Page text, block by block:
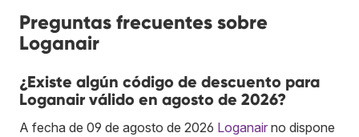
Preguntas frecuentes sobre
Loganair
¿Existe algún código de descuento para
Loganair válido en agosto de 2026?
A fecha de 09 de agosto de 2026 Loganair no dispone